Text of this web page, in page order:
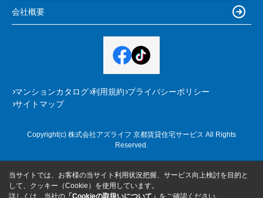
会社概要
マンションカタログ 利用規約 プライバシーポリシー
サイトマップ
Copyright(c) 株式会社アズライフ 京都賃貸住宅サービス All Rights
Reserved.
当サイトでは、お客様の当サイト利用状況把握、サービス向上検討を目的と
して、クッキー（Cookie）を使用しています。
詳しくは、当社の 「Cookieの取扱いについて」 をご確認ください。